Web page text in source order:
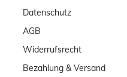
Datenschutz
AGB
Widerrufsrecht
Bezahlung & Versand